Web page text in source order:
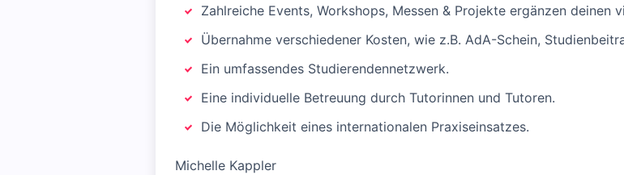
Zahlreiche Events, Workshops, Messen & Projekte ergänzen deinen
Übernahme verschiedener Kosten, wie z.B. AdA-Schein,
Ein umfassendes Studierendennetzwerk.
Eine individuelle Betreuung durch Tutorinnen und Tutoren.
Die Möglichkeit eines internationalen Praxiseinsatzes.
Michelle Kappler